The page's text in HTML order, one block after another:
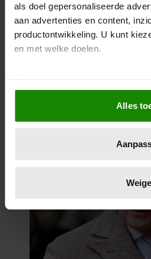
als doel gepersonaliseerde
aan advertenties en content,
productontwikkeling. U kunt
en met welke doelen.
Informatie verzamelen
tot een paar meter
Uw apparaat
Lees meer over hoe uw
toestemming op elk moment
We gebruiken cookies om
personaliseren, om functies
ons websiteverkeer te
Alles